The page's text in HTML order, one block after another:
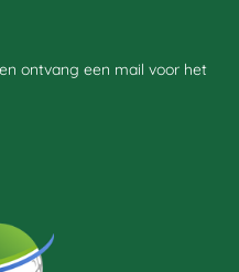
ontvang een mail voor het